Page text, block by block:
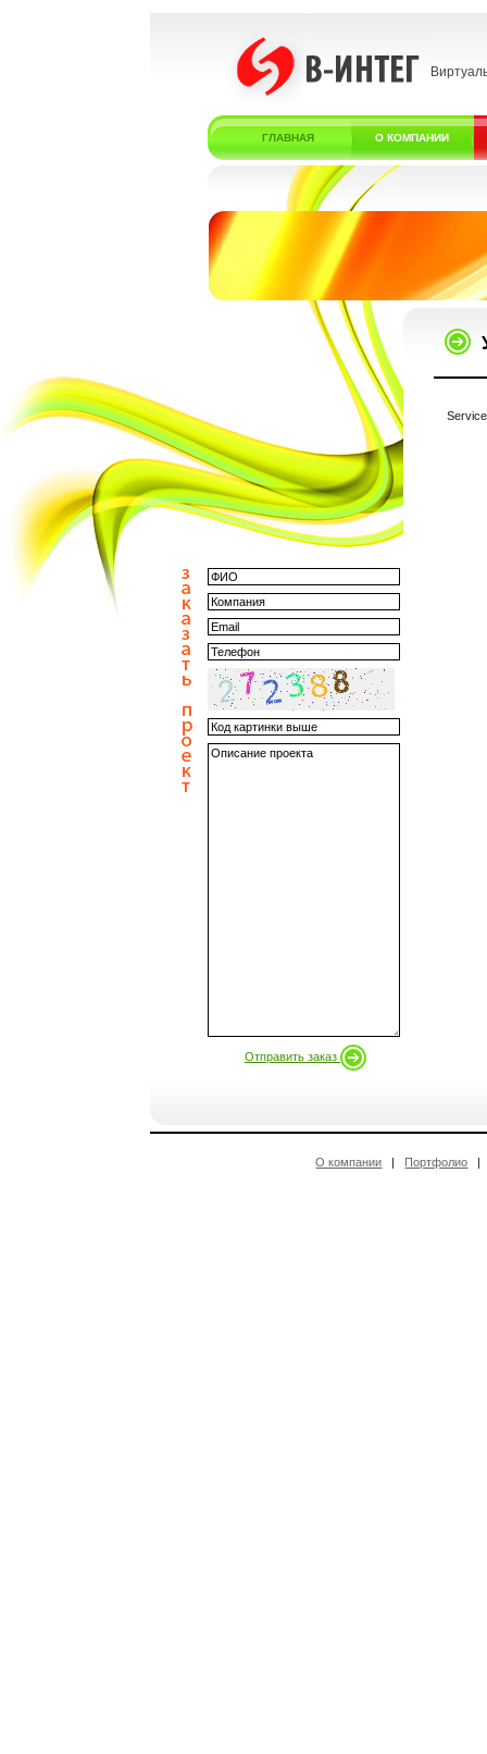
ГЛАВНАЯ О КОМПАНИИ
Отправить заказ
О компании | Портфолио